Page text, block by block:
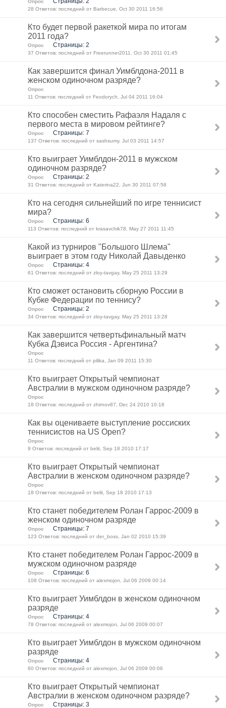
Опрос
28 Ответов: последний от Barbecue, Oct 30 2011 16:56
Кто будет первой ракеткой мира по итогам
2011 года?
Опрос Страницы: 2
37 Ответов: последний от Freerunner2011, Oct 30 2011 01:45
Как завершится финал Уимблдона-2011 в
женском одиночном разряде?
Опрос
11 Ответов: последний от Feodorych, Jul 04 2011 16:04
Кто способен сместить Рафаэля Надаля с
первого места в мировом рейтинге?
Опрос Страницы: 7
137 Ответов: последний от sashsumy, Jul 03 2011 14:57
Кто выиграет Уимблдон-2011 в мужском
одиночном разряде?
Опрос Страницы: 2
31 Ответов: последний от Katerina22, Jun 30 2011 07:58
Кто на сегодня сильнейший по игре теннисист
мира?
Опрос Страницы: 6
113 Ответов: последний от krasavchik78, May 27 2011 11:45
Какой из турниров "Большого Шлема"
выиграет в этом году Николай Давыденко
Опрос Страницы: 4
61 Ответов: последний от zloy-tavgay, May 25 2011 13:29
Кто сможет остановить сборную России в
Кубке Федерации по теннису?
Опрос Страницы: 2
34 Ответов: последний от zloy-tavgay, May 25 2011 13:28
Как завершится четвертьфинальный матч
Кубка Дэвиса Россия - Аргентина?
Опрос
11 Ответов: последний от pilika, Jan 09 2011 15:30
Кто выиграет Открытый чемпионат
Австралии в мужском одиночном разряде?
Опрос
18 Ответов: последний от zhirnov87, Dec 24 2010 10:18
Как вы оцениваете выступление россиских
теннисистов на US Open?
Опрос
9 Ответов: последний от belit, Sep 18 2010 17:17
Кто выиграет Открытый чемпионат
Австралии в женском одиночном разряде?
Опрос
18 Ответов: последний от belit, Sep 18 2010 17:13
Кто станет победителем Ролан Гаррос-2009 в
женском одиночном разряде
Опрос Страницы: 7
123 Ответов: последний от der_boss, Jan 02 2010 15:39
Кто станет победителем Ролан Гаррос-2009 в
мужском одиночном разряде
Опрос Страницы: 6
108 Ответов: последний от alexmojon, Jul 06 2009 00:14
Кто выиграет Уимблдон в женском одиночном
разряде
Опрос Страницы: 4
78 Ответов: последний от alexmojon, Jul 06 2009 00:07
Кто выиграет Уимблдон в мужском одиночном
разряде
Опрос Страницы: 4
60 Ответов: последний от alexmojon, Jul 06 2009 00:06
Кто выиграет Открытый чемпионат
Австралии в женском одиночном разряде?
Опрос Страницы: 3